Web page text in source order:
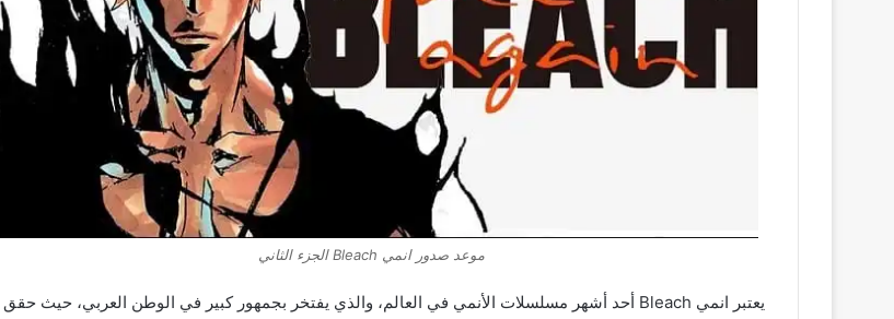
موعد صدور انمي Bleach الجزء الثاني
يعتبر انمي Bleach أحد أشهر مسلسلات الأنمي في العالم، والذي يفتخر بجمهور كبير في الوطن العربي، حيث حقق